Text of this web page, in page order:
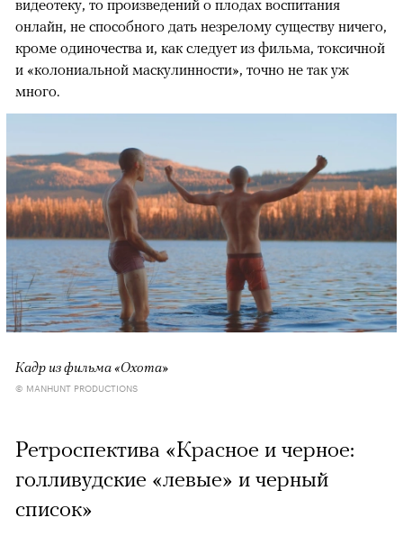
видеотеку, то произведений о плодах воспитания
онлайн, не способного дать незрелому существу ничего,
кроме одиночества и, как следует из фильма, токсичной
и «колониальной маскулинности», точно не так уж
много.
Кадр из фильма «Охота»
© MANHUNT PRODUCTIONS
Ретроспектива «Красное и черное:
голливудские «левые» и черный
список»